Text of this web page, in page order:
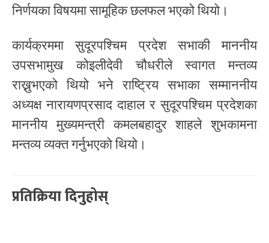
निर्णयका विषयमा सामूहिक छलफल भएको थियो।
कार्यक्रममा सुदूरपश्चिम प्रदेश सभाकी माननीय
उपसभामुख कोइलीदेवी चौधरीले स्वागत मन्तव्य
राख्नुभएको थियो भने राष्ट्रिय सभाका सम्माननीय
अध्यक्ष नारायणप्रसाद दाहाल र सुदूरपश्चिम प्रदेशका
माननीय मुख्यमन्त्री कमलबहादुर शाहले शुभकामना
मन्तव्य व्यक्त गर्नुभएको थियो।
प्रतिक्रिया दिनुहोस्